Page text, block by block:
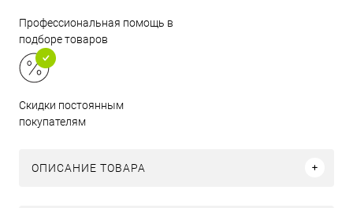
Профессиональная помощь в
подборе товаров
Скидки постоянным
покупателям
ОПИСАНИЕ ТОВАРА